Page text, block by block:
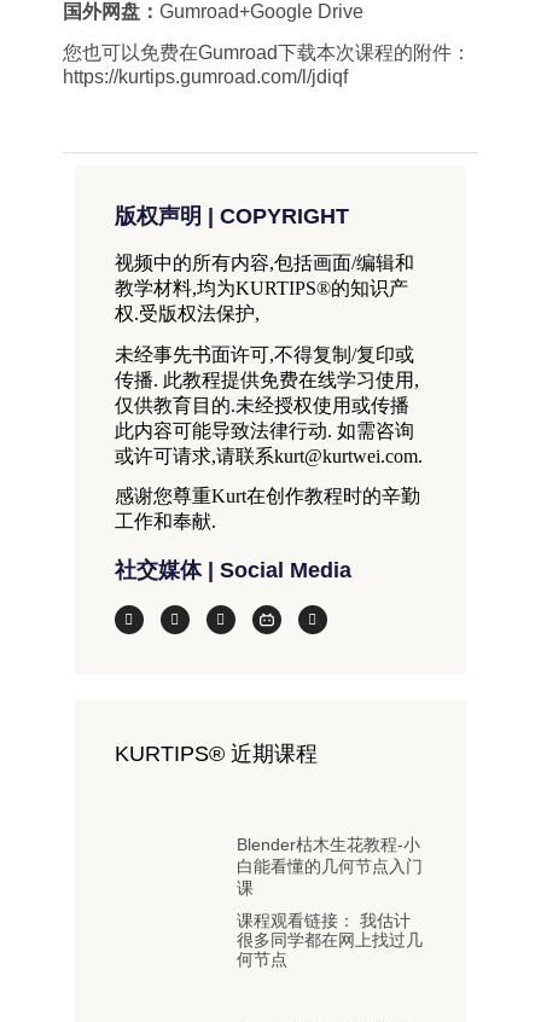
国外网盘： Gumroad+Google Drive
您也可以免费在Gumroad下载本次课程的附件：
https://kurtips.gumroad.com/l/jdiqf
版权声明 | COPYRIGHT
视频中的所有内容,包括画面/编辑和
教学材料,均为KURTIPS®的知识产
权.受版权法保护,
未经事先书面许可,不得复制/复印或
传播. 此教程提供免费在线学习使用,
仅供教育目的.未经授权使用或传播
此内容可能导致法律行动. 如需咨询
或许可请求,请联系kurt@kurtwei.com.
感谢您尊重Kurt在创作教程时的辛勤
工作和奉献.
社交媒体 | Social Media
KURTIPS® 近期课程
Blender枯木生花教程-小
白能看懂的几何节点入门
课
课程观看链接： 我估计
很多同学都在网上找过几
何节点